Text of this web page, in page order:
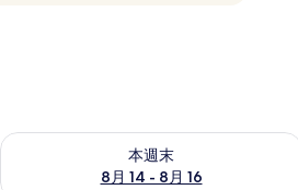
本週末
8月 14 - 8月 16
查看本週末 (8月 14 - 8月 16) 的供應情